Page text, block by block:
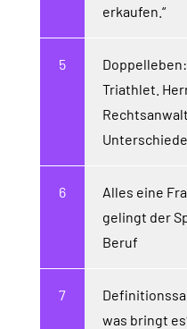
erkaufen.“
Triathlet.
Unterschiede.
Alles eine
gelingt der
Beruf
was bringt